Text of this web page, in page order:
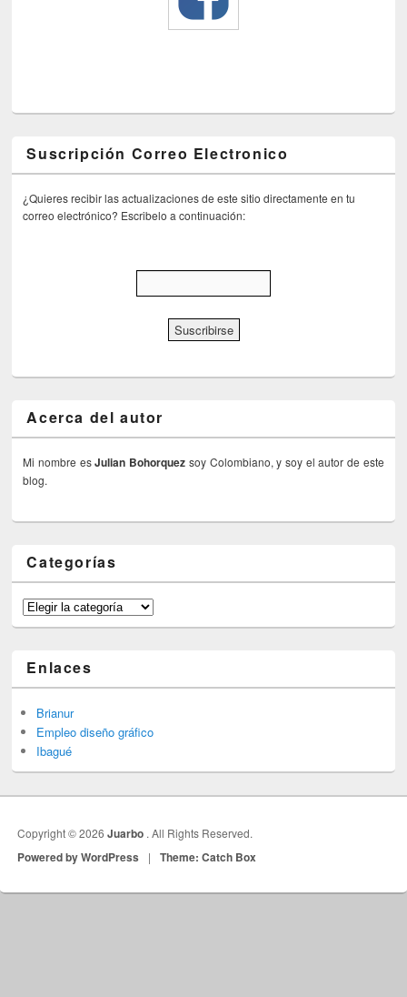
Suscripción Correo Electronico
¿Quieres recibir las actualizaciones de este sitio directamente en tu
correo electrónico? Escribelo a continuación:
Acerca del autor
Mi nombre esJulian Bohorquez soy Colombiano, y soy el autor de este
blog.
Categorías
Categorías
Enlaces
Brianur
Empleo diseño gráfico
Ibagué
Copyright © 2026Juarbo . All Rights Reserved.
Powered by WordPress | Theme: Catch Box